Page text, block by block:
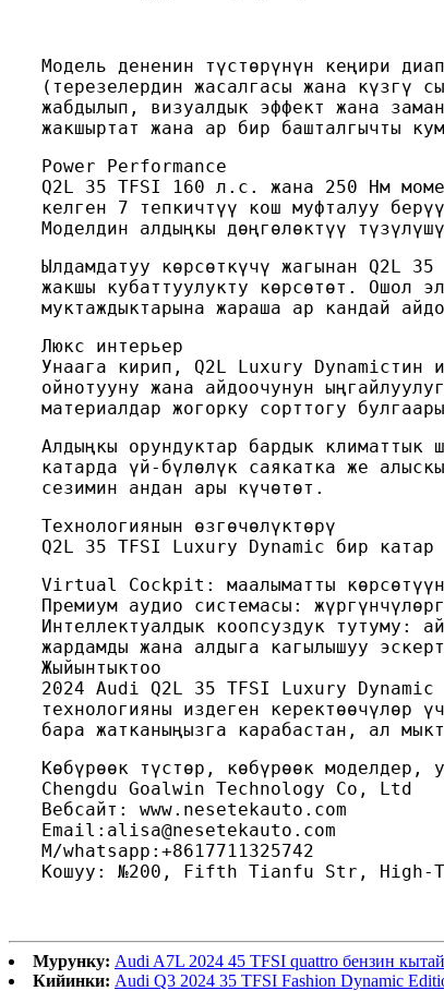
Модель дененин түстөрүнүн кеңири
(терезелердин жасалгасы жана күзгү
жабдылып, визуалдык эффект жана
жакшыртат жана ар бир башталгычты
Power Performance
Q2L 35 TFSI 160 л.с. жана 250 Нм
келген 7 тепкичтүү кош муфталуу
Моделдин алдыңкы дөңгөлөктүү
Ылдамдатуу көрсөткүчү жагынан Q2L
жакшы кубаттуулукту көрсөтөт. Ошол
муктаждыктарына жараша ар кандай
Люкс интерьер
Унаага кирип, Q2L Luxury Dynamicтин
ойнотууну жана айдоочунун
материалдар жогорку сорттогу
Алдыңкы орундуктар бардык климаттык
катарда үй-бүлөлүк саякатка же
сезимин андан ары күчөтөт.
Технологиянын өзгөчөлүктөрү
Q2L 35 TFSI Luxury Dynamic бир катар
Virtual Cockpit: маалыматты
Премиум аудио системасы:
Интеллектуалдык коопсуздук тутуму:
жардамды жана алдыга кагылышуу
Жыйынтыктоо
2024 Audi Q2L 35 TFSI Luxury Dynamic
технологияны издеген керектөөчүлөр
бара жатканыңызга карабастан, ал
Көбүрөөк түстөр, көбүрөөк моделдер,
Chengdu Goalwin Technology Co, Ltd
Вебсайт: www.nesetekauto.com
Email:alisa@nesetekauto.com
M/whatsapp:+8617711325742
Кошуу: №200, Fifth Tianfu Str, High-
Мурунку: Audi A7L 2024 45 TFSI quattro бензин
Кийинки: Audi Q3 2024 35 TFSI Fashion Dynamic